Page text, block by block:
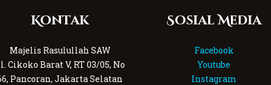
Kontak
Majelis Rasulullah SAW
Cikoko Barat V, RT 03/05, No
Pancoran, Jakarta Selatan
Sosial Media
Facebook
Youtube
Instagram